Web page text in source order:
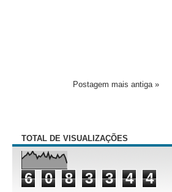
Postagem mais antiga »
TOTAL DE VISUALIZAÇÕES
6 0 8 3 3 4 4